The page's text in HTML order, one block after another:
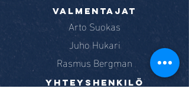
valmentajat
Arto Suokas
Juho Hukari
Rasmus Bergman
yhteyshenkilö